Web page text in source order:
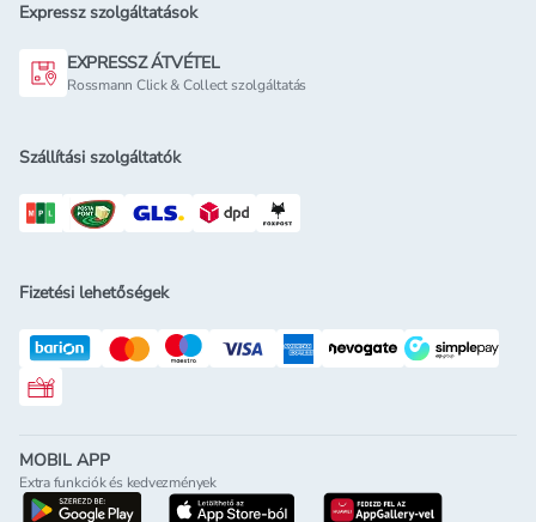
Expressz szolgáltatások
EXPRESSZ ÁTVÉTEL
Rossmann Click & Collect szolgáltatás
Szállítási szolgáltatók
Fizetési lehetőségek
Rossmann ajándékkártya
MOBIL APP
Extra funkciók és kedvezmények
letöltés a google-play-rölletöltés az app-store-ból
letöltés